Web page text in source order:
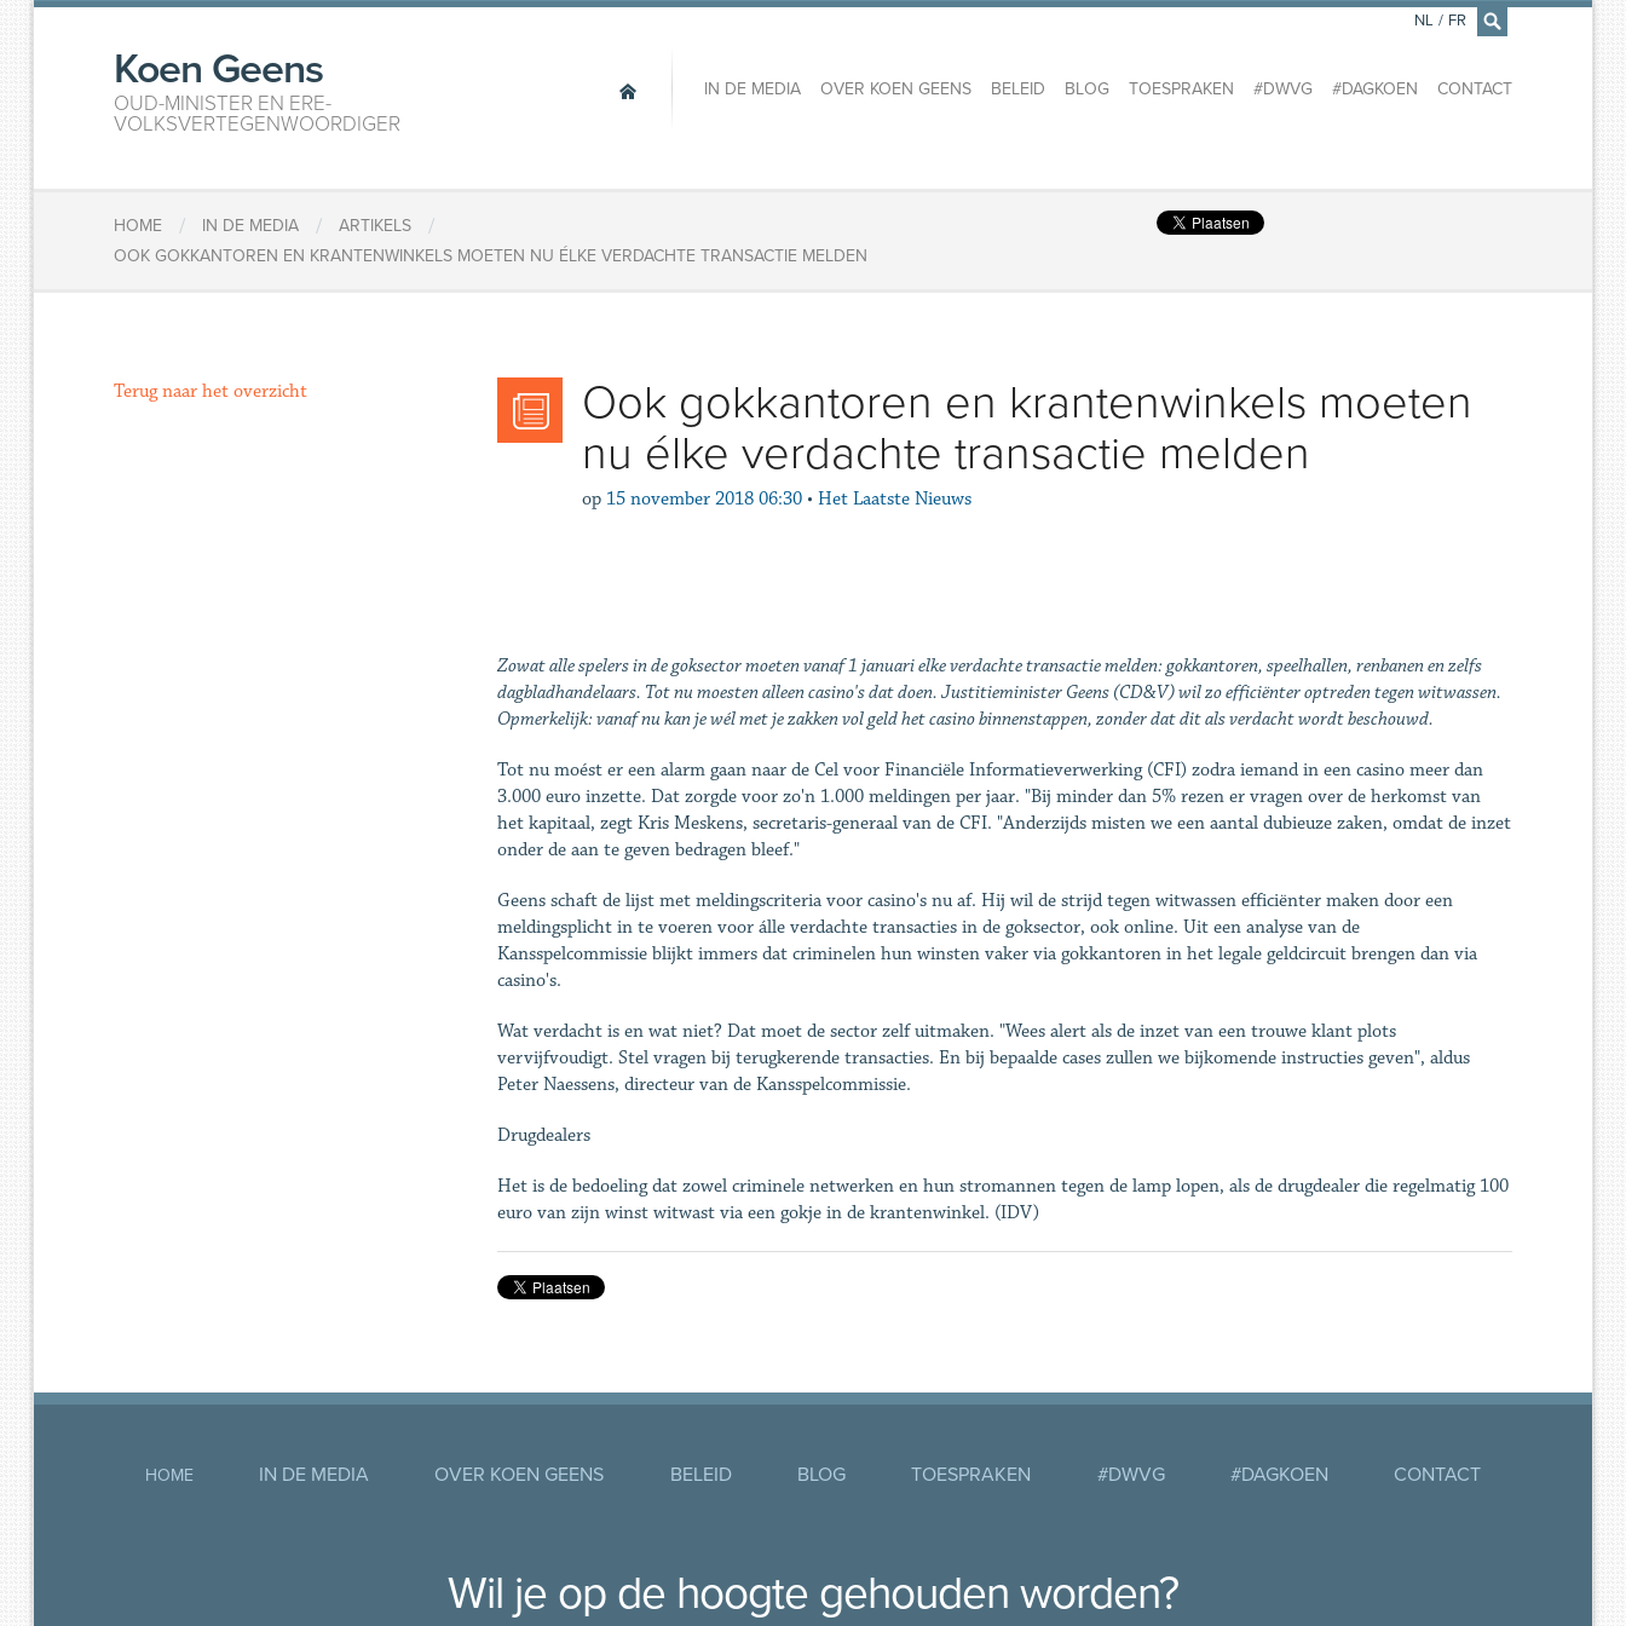
×
Koen Geens
OUD-MINISTER EN ERE-
VOLKSVERTEGENWOORDIGER
IN DE MEDIA OVER KOEN GEENS BELEID BLOG TOESPRAKEN #DWVG #DAGKOEN CONTACT
NL / FR
HOME / IN DE MEDIA / ARTIKELS /
OOK GOKKANTOREN EN KRANTENWINKELS MOETEN NU ÉLKE VERDACHTE TRANSACTIE MELDEN
Ook gokkantoren en krantenwinkels moeten
nu élke verdachte transactie melden
op 15 november 2018 06:30 • Het Laatste Nieuws
Zowat alle spelers in de goksector moeten vanaf 1 januari elke verdachte transactie melden: gokkantoren, speelhallen, renbanen en zelfs
dagbladhandelaars. Tot nu moesten alleen casino's dat doen. Justitieminister Geens (CD&V) wil zo efficiënter optreden tegen witwassen.
Opmerkelijk: vanaf nu kan je wél met je zakken vol geld het casino binnenstappen, zonder dat dit als verdacht wordt beschouwd.
Tot nu moést er een alarm gaan naar de Cel voor Financiële Informatieverwerking (CFI) zodra iemand in een casino meer dan
3.000 euro inzette. Dat zorgde voor zo'n 1.000 meldingen per jaar. "Bij minder dan 5% rezen er vragen over de herkomst van
het kapitaal, zegt Kris Meskens, secretaris-generaal van de CFI. "Anderzijds misten we een aantal dubieuze zaken, omdat de inzet
onder de aan te geven bedragen bleef."
Geens schaft de lijst met meldingscriteria voor casino's nu af. Hij wil de strijd tegen witwassen efficiënter maken door een
meldingsplicht in te voeren voor álle verdachte transacties in de goksector, ook online. Uit een analyse van de
Kansspelcommissie blijkt immers dat criminelen hun winsten vaker via gokkantoren in het legale geldcircuit brengen dan via
casino's.
Wat verdacht is en wat niet? Dat moet de sector zelf uitmaken. "Wees alert als de inzet van een trouwe klant plots
vervijfvoudigt. Stel vragen bij terugkerende transacties. En bij bepaalde cases zullen we bijkomende instructies geven", aldus
Peter Naessens, directeur van de Kansspelcommissie.
Drugdealers
Het is de bedoeling dat zowel criminele netwerken en hun stromannen tegen de lamp lopen, als de drugdealer die regelmatig 100
euro van zijn winst witwast via een gokje in de krantenwinkel. (IDV)
Terug naar het overzicht
HOME IN DE MEDIA OVER KOEN GEENS BELEID BLOG TOESPRAKEN #DWVG #DAGKOEN CONTACT
Wil je op de hoogte gehouden worden?